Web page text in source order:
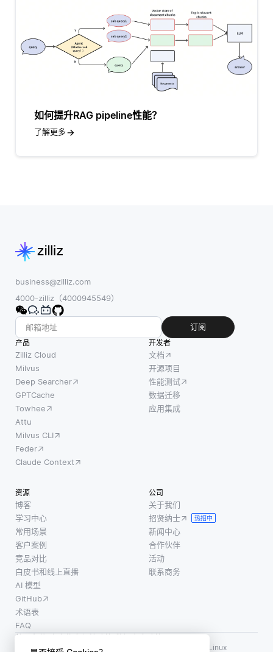
如何提升RAG pipeline性能？
了解更多
business@zilliz.com
4000-zilliz（4000945549）
订阅
产品
Zilliz Cloud
Milvus
Deep Searcher
GPTCache
Towhee
Attu
Milvus CLI
Feder
Claude Context
开发者
文档
开源项目
性能测试
数据迁移
应用集成
资源
博客
学习中心
常用场景
客户案例
竞品对比
白皮书和线上直播
AI 模型
GitHub
术语表
FAQ
公司
关于我们
招贤纳士
热招中
新闻中心
合作伙伴
活动
联系商务
使用条款·个人信息保护政策·数据安全政策
LF AI、LF AI & Data、Milvus，以及相关的开源项目名称为 Linux